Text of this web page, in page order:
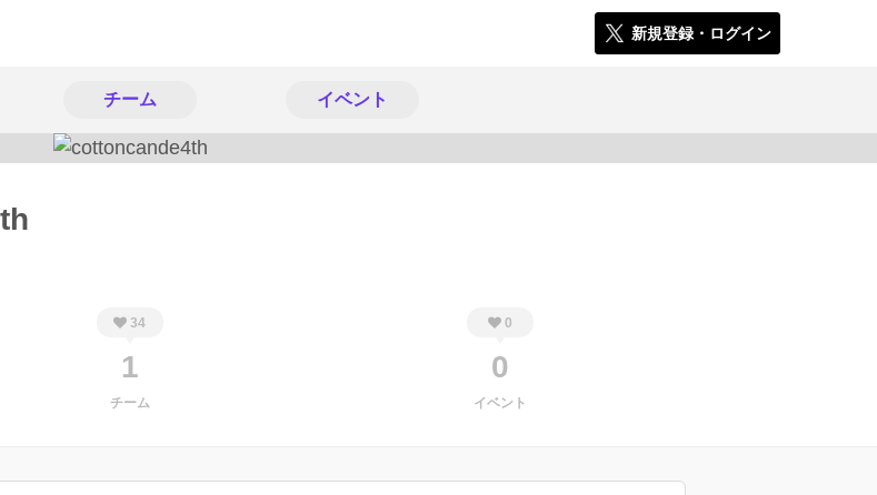
新規登録・ログイン
チーム イベント
34
1
チーム
0
0
イベント